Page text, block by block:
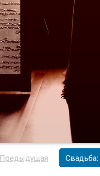
Предыдущая